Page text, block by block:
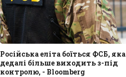
Російська еліта боїться ФСБ, яка
дедалі більше виходить з-під
контролю, - Bloomberg